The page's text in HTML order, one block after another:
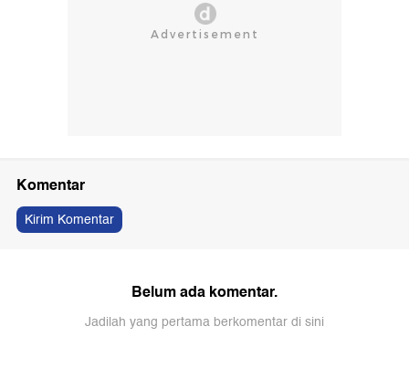
Komentar
Kirim Komentar
Belum ada komentar.
Jadilah yang pertama berkomentar di sini